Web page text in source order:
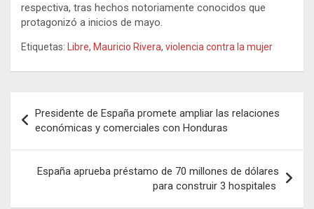
respectiva, tras hechos notoriamente conocidos que
protagonizó a inicios de mayo.
Etiquetas: Libre, Mauricio Rivera, violencia contra la mujer
de
entradas
Presidente de España promete ampliar las relaciones
económicas y comerciales con Honduras
España aprueba préstamo de 70 millones de dólares
para construir 3 hospitales